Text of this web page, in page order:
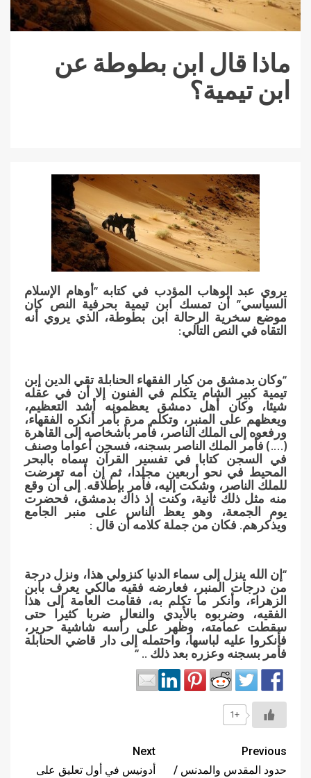
ماذا قال ابن بطوطة عن
ابن تيمية؟
يروي عبد الوهاب المؤدب في كتابه “أوهام الإسلام
السياسي” أن تمسك ابن تيمية بحرفية النص كان
موضع سخرية الرحالة ابن بطوطة، الذي يروي أنه
التقاه في النص التالي:
“وكان بدمشق من كبار الفقهاء الحنابلة تقي الدين إبن
تيمية كبير الشام يتكلم في الفنون إلا أن في عقله
شيئا، وكان أهل دمشق يعظمونه أشد التعظيم،
ويعظهم على المنبر، وتكلم مرة بأمر أنكره الفقهاء،
ورفعوه إلى الملك الناصر، فأمر بأشخاصه إلى القاهرة
(….) فأمر الملك الناصر بسجنه، فسجن أعواما وصنف
في السجن كتابا في تفسير القرآن سماه بالبحر
المحيط في نحو أربعين مجلدا، ثم إن أمه تعرضت
للملك الناصر، وشكت إليه، فأمر بإطلاقه. إلى أن وقع
منه مثل ذلك ثانية، وكنت إذ ذاك بدمشق، فحضرت
يوم الجمعة، وهو يعظ الناس على منبر الجامع
ويذكرهم. فكان من جملة كلامه أن قال :
“إن الله ينزل إلى سماء الدنيا كنزولي هذا، ونزل درجة
من درجات المنبر، فعارضه فقيه مالكي يعرف بابن
الزهراء، وأنكر ما تكلم به، فقامت العامة إلى هذا
الفقيه، وضربوه بالأيدي والنعال ضربا كثيرا حتى
سقطت عمامته، وظهر على رأسه شاشية حرير،
فأنكروا عليه لباسها، واحتمله إلى دار قاضي الحنابلة
فأمر بسجنه وعزره بعد ذلك .. “
+1
Previous
حدود المقدس والمدنس /
Next
أدونيس في أول تعليق على